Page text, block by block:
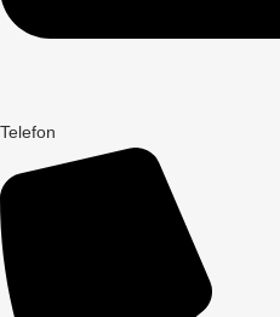
Telefon